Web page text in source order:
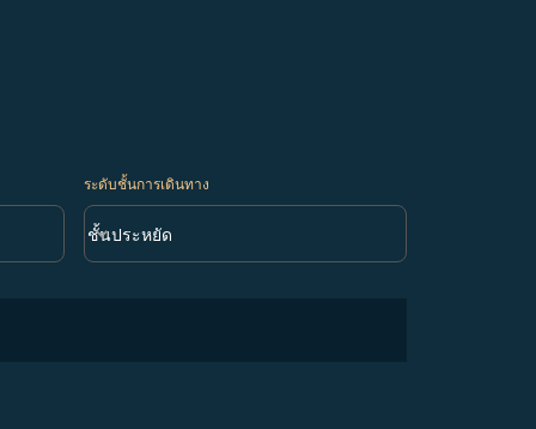
ระดับชั้นการเดินทาง
ระดับชั้นการเดินทาง option ชั้นประหยัด Selected
ชั้นประหยัด
keyboard_arrow_down